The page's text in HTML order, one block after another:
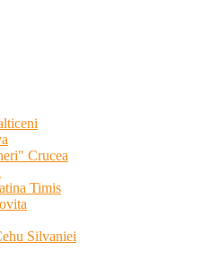
Crucea
Timis
Silvaniei